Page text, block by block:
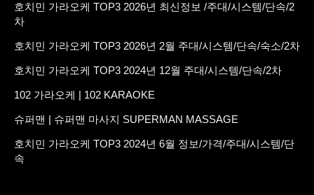
호치민 가라오케 TOP3 2026년 최신정보 /주대/시스템/단속/2
차
호치민 가라오케 TOP3 2026년 2월 주대/시스템/단속/숙소/2차
호치민 가라오케 TOP3 2024년 12월 주대/시스템/단속/2차
102 가라오케 | 102 KARAOKE
슈퍼맨 | 슈퍼맨 마사지 SUPERMAN MASSAGE
호치민 가라오케 TOP3 2024년 6월 정보/가격/주대/시스템/단
속